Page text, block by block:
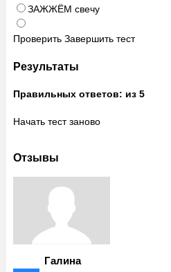
ЗАЖЖЁМ свечу
Проверить Завершить тест
Результаты
Правильных ответов: из 5
Начать тест заново
Отзывы
Галина